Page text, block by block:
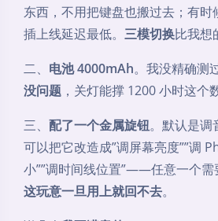
东西，不用把键盘也搬过去；有时
插上线延迟最低。 三模切换比我想
二、 电池 4000mAh。我没精确测
没问题 ，关灯能撑 1200 小时这个
三、 配了一个金属旋钮。默认是调
可以把它改造成”调屏幕亮度””调
小””调时间线位置”——任意一个需
这玩意一旦用上就回不去。